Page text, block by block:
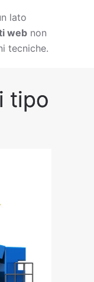
lato
web non
tecniche.
tipo